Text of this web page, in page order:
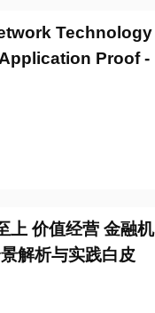
Technology
Proof -
上 价值经营 金融机
解析与实践白皮